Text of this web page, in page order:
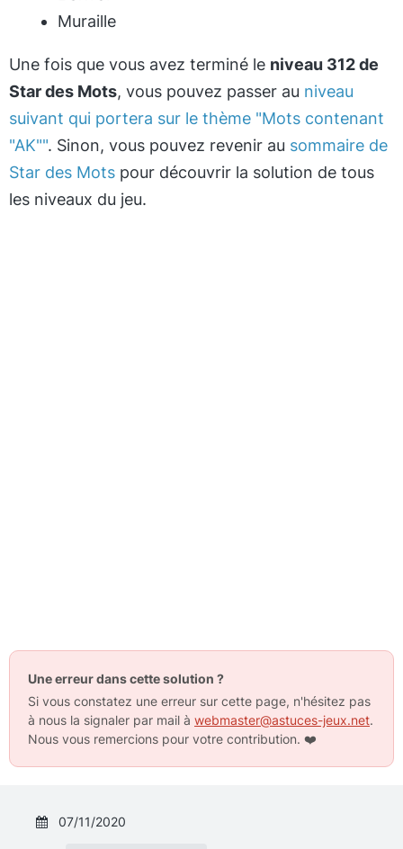
Muraille
Une fois que vous avez terminé le niveau 312 de
Star des Mots, vous pouvez passer au niveau
suivant qui portera sur le thème "Mots contenant
"AK"". Sinon, vous pouvez revenir au sommaire de
Star des Mots pour découvrir la solution de tous
les niveaux du jeu.
Une erreur dans cette solution ?
Si vous constatez une erreur sur cette page, n'hésitez pas
à nous la signaler par mail à webmaster@astuces-jeux.net.
Nous vous remercions pour votre contribution. ❤️
07/11/2020